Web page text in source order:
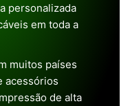
personalizada
em toda a
muitos países
acessórios
de alta